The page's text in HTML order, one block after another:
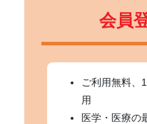
会員
ご利用無料、
用
医学・医療の